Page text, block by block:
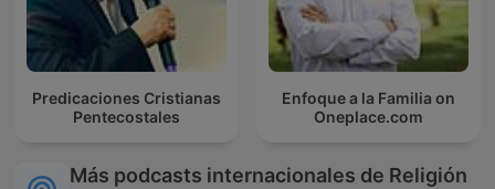
Predicaciones Cristianas
Pentecostales
Enfoque a la Familia on
Oneplace.com
Más podcasts internacionales de Religión